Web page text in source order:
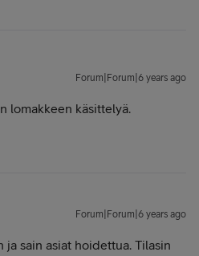
Forum|Forum|6 years ago
lomakkeen käsittelyä.
Forum|Forum|6 years ago
sain asiat hoidettua. Tilasin